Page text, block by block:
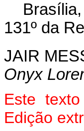
131º da
JAIR
Onyx
Este
Edição